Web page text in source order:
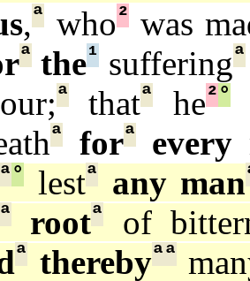
,ª who²was
ªthe¹ sufferingª
ª thatª he²°
ª forªevery
ª° lestª any man
rootª
of
ª therebyªª